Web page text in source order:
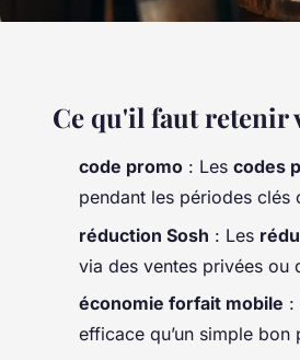
Ce qu'il faut retenir
code promo : Les codes
pendant les périodes clés
réduction Sosh : Les
via des ventes privées ou
économie forfait mobile :
efficace qu’un simple bon